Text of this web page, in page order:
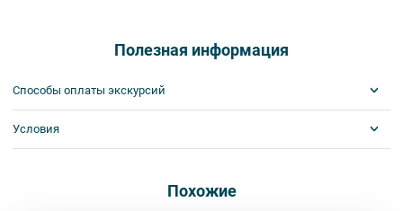
Полезная информация
Способы оплаты экскурсий
Условия
Похожие